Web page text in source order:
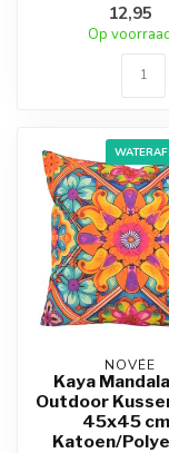
12,95
Op
NOVÉE
Kaya
Outdoor
45x45 cm |
Katoen/